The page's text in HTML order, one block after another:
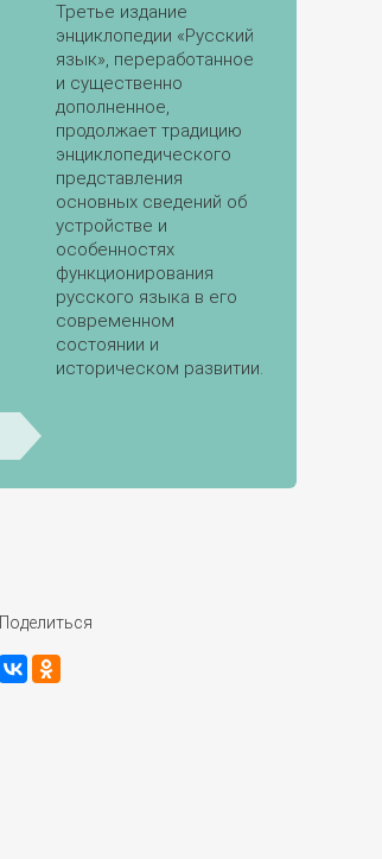
Третье издание
энциклопедии «Русский
язык», переработанное
и существенно
дополненное,
продолжает традицию
энциклопедического
представления
основных сведений об
устройстве и
особенностях
функционирования
русского языка в его
современном
состоянии и
историческом развитии.
Поделиться